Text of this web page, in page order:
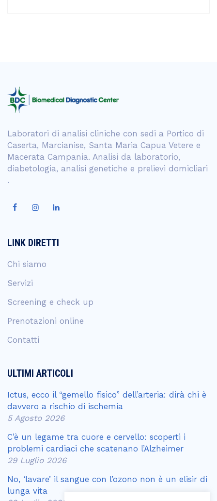
Laboratori di analisi cliniche con sedi a Portico di
Caserta, Marcianise, Santa Maria Capua Vetere e
Macerata Campania. Analisi da laboratorio,
diabetologia, analisi genetiche e prelievi domicliari
.
LINK DIRETTI
Chi siamo
Servizi
Screening e check up
Prenotazioni online
Contatti
ULTIMI ARTICOLI
Ictus, ecco il “gemello fisico” dell’arteria: dirà chi è
davvero a rischio di ischemia
5 Agosto 2026
C’è un legame tra cuore e cervello: scoperti i
problemi cardiaci che scatenano l’Alzheimer
29 Luglio 2026
No, ‘lavare’ il sangue con l’ozono non è un elisir di
lunga vita